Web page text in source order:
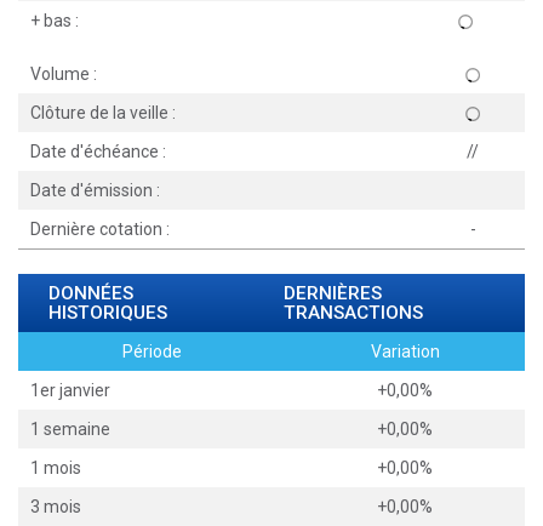
+ bas :
Volume :
Clôture de la veille :
Date d'échéance :
//
Date d'émission :
Dernière cotation :
-
DONNÉES
HISTORIQUES
DERNIÈRES
TRANSACTIONS
Période
Variation
1er janvier
+0,00%
1 semaine
+0,00%
1 mois
+0,00%
3 mois
+0,00%